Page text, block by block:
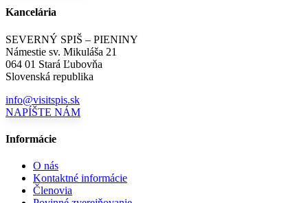
Kancelária
SEVERNÝ SPIŠ – PIENINY
Námestie sv. Mikuláša 21
064 01 Stará Ľubovňa
Slovenská republika
info@visitspis.sk
NAPÍŠTE NÁM
Informácie
O nás
Kontaktné informácie
Členovia